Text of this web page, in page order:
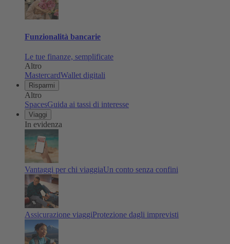
Funzionalità bancarie
Le tue finanze, semplificate
Altro
MastercardWallet digitali
Risparmi
Altro
SpacesGuida ai tassi di interesse
Viaggi
In evidenza
Vantaggi per chi viaggiaUn conto senza confini
Assicurazione viaggiProtezione dagli imprevisti